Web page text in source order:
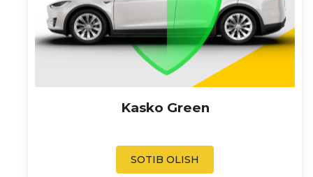
Kasko Green
SOTIB OLISH